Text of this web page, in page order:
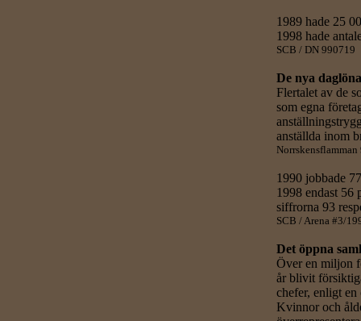
1989 hade 25
1998 hade
SCB / DN 990719
De nya
Flertalet av de
som egna
anställda inom
1990 jobbade
1998 endast 56
siffrorna 93
SCB / Arena #3/
Det öppna
Över en miljon
år blivit
chefer, enligt
Kvinnor och